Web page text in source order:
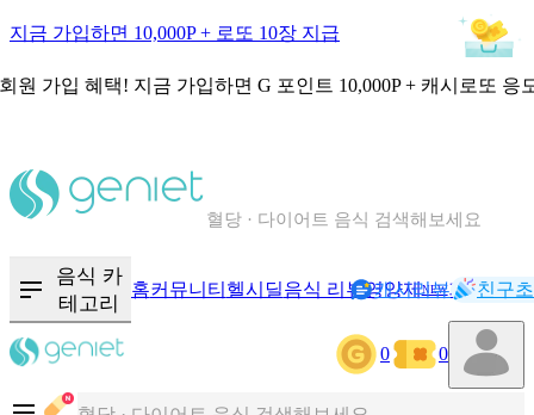
지금 가입하면 10,000P + 로또 10장 지급
원 가입 혜택! 지금 가입하면 G 포인트 10,000P + 캐시로또 응
음식 카
테고리
홈커뮤니티 헬시딜음식 리뷰영양제NEW기록
캐시리뷰 친구
0 0
칼로리와 영양성분을 검색해보세요